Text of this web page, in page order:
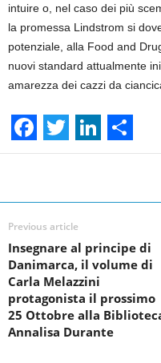
intuire o, nel caso dei più
la promessa Lindstrom si
potenziale, alla Food and
nuovi standard attualmente
amarezza dei cazzi da
F
c
e
b
o
o
k
T
i
t
t
e
r
L
n
k
e
d
I
n
S
a
e
Previous article
Insegnare al principe di
Danimarca, il volume di
Carla Melazzini
protagonista il prossimo
25 Ottobre alla
Annalisa Durante